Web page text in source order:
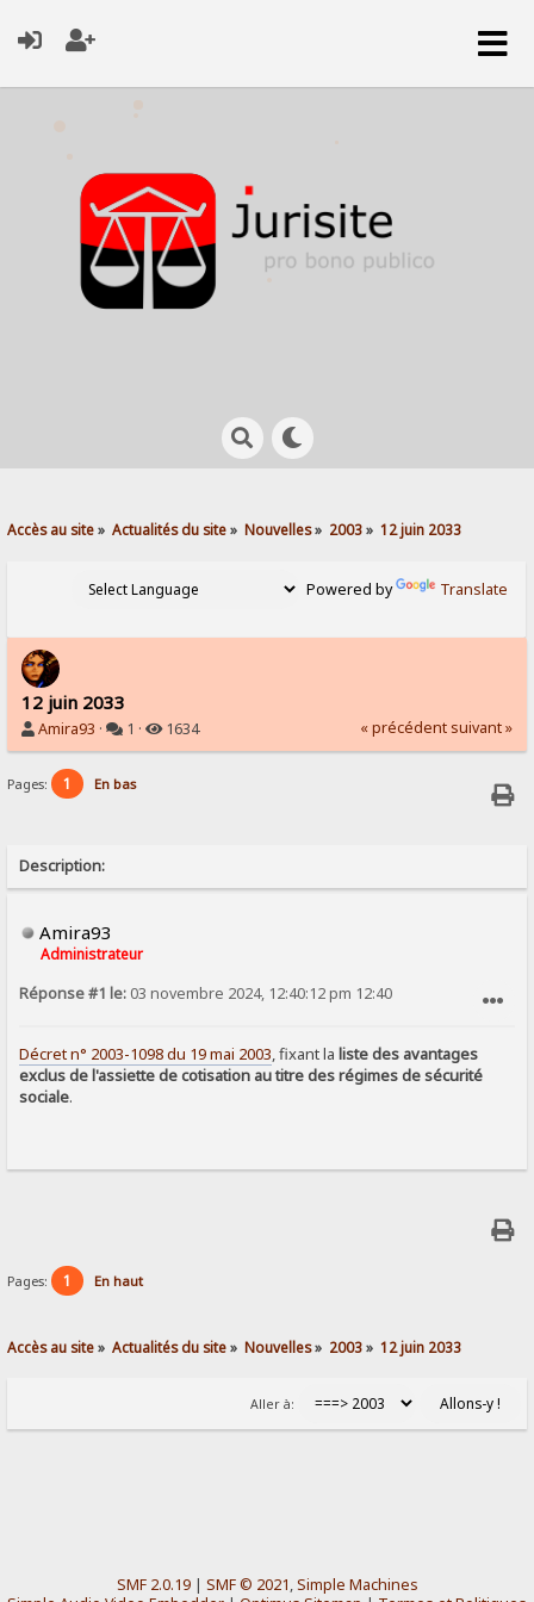
Accès au site» Actualités du site» Nouvelles» 2003» 12 juin 2033
Powered by Translate
12 juin 2033
Amira93 · 1 · 1634 « précédent suivant »
Pages: 1 En bas
Description:
Amira93
Administrateur
Réponse #1 le: 03 novembre 2024, 12:40:12 pm 12:40
Décret n° 2003-1098 du 19 mai 2003, fixant la liste des avantages
exclus de l'assiette de cotisation au titre des régimes de sécurité
sociale.
Pages: 1 En haut
Accès au site» Actualités du site» Nouvelles» 2003» 12 juin 2033
Aller à:
SMF 2.0.19| SMF © 2021,Simple Machines